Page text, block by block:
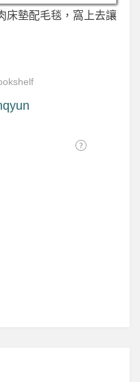
床墊配毛毯，窩上去讓